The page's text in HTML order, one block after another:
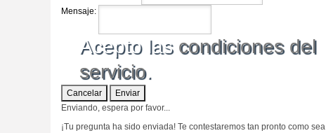
Mensaje:
Acepto las condiciones del
servicio.
Cancelar
Enviar
Enviando, espera por favor...
¡Tu pregunta ha sido enviada! Te contestaremos tan pronto como sea